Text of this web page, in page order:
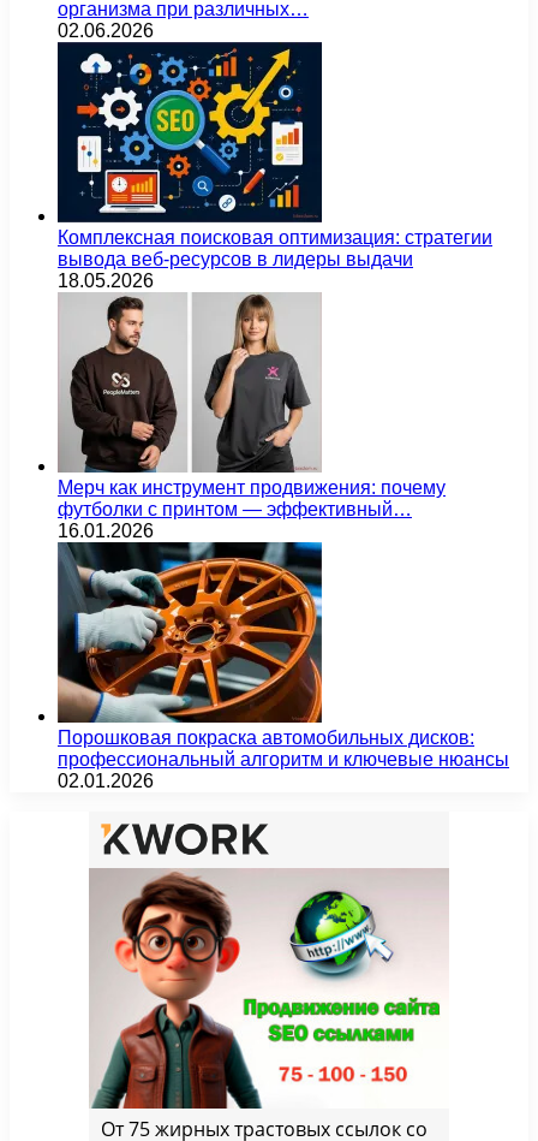
организма при различных…
02.06.2026
Комплексная поисковая оптимизация: стратегии
вывода веб-ресурсов в лидеры выдачи
18.05.2026
Мерч как инструмент продвижения: почему
футболки с принтом — эффективный…
16.01.2026
Порошковая покраска автомобильных дисков:
профессиональный алгоритм и ключевые нюансы
02.01.2026